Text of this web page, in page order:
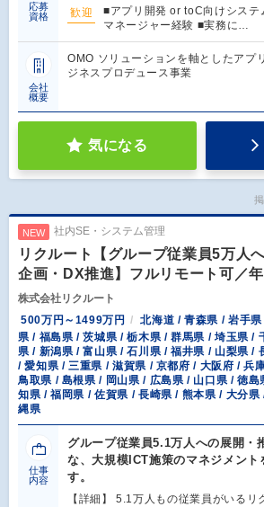
応募
資格
歓迎
■アプリ開発 or toC向けシステ
マネージャー経験 ■実務に…
会社
概要
OMO ソリューションを軸としたアプ
ジネスプロデュース事業
気になる
NEW 社内SE・システム管理
リクルート【グループ従業員5万人
企画・DX推進】フルリモート可／
株式会社リクルート
500万円～1499万円
北海道 / 青森県 / 岩手
県 / 福島県 / 茨城県 / 栃木県 / 群馬県 / 埼玉県 /
県 / 新潟県 / 富山県 / 石川県 / 福井県 / 山梨県 /
/ 愛知県 / 三重県 / 滋賀県 / 京都府 / 大阪府 / 兵
鳥取県 / 島根県 / 岡山県 / 広島県 / 山口県 / 徳
知県 / 福岡県 / 佐賀県 / 長崎県 / 熊本県 / 大分
縄県
仕事
内容
グループ従業員5.1万人への展開・
な、大規模ICT施策のマネジメント
す。
【詳細】 5.1万人もの従業員がいるリ